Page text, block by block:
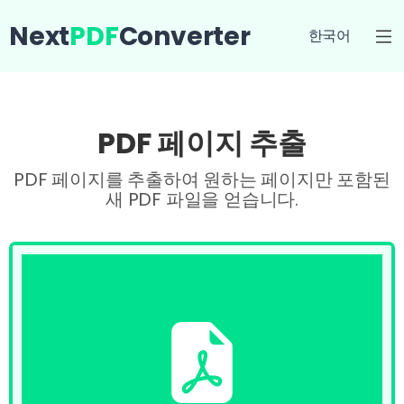
NextPDFConverter 한국어
PDF 페이지 추출
PDF 페이지를 추출하여 원하는 페이지만 포함된
새 PDF 파일을 얻습니다.